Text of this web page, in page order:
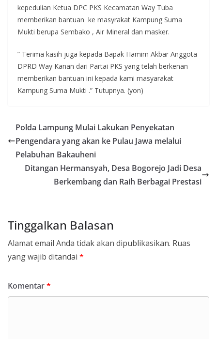
kepedulian Ketua DPC PKS Kecamatan Way Tuba
memberikan bantuan ke masyrakat Kampung Suma
Mukti berupa Sembako , Air Mineral dan masker.
” Terima kasih juga kepada Bapak Hamim Akbar Anggota
DPRD Way Kanan dari Partai PKS yang telah berkenan
memberikan bantuan ini kepada kami masyarakat
Kampung Suma Mukti .” Tutupnya. (yon)
Polda Lampung Mulai Lakukan Penyekatan
Pengendara yang akan ke Pulau Jawa melalui
Pelabuhan Bakauheni
Ditangan Hermansyah, Desa Bogorejo Jadi Desa
Berkembang dan Raih Berbagai Prestasi
Tinggalkan Balasan
Alamat email Anda tidak akan dipublikasikan. Ruas
yang wajib ditandai *
Komentar*